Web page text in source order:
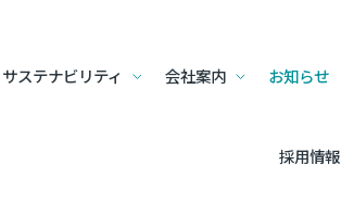
サステナビリティ 会社案内 お知らせ
採用情報